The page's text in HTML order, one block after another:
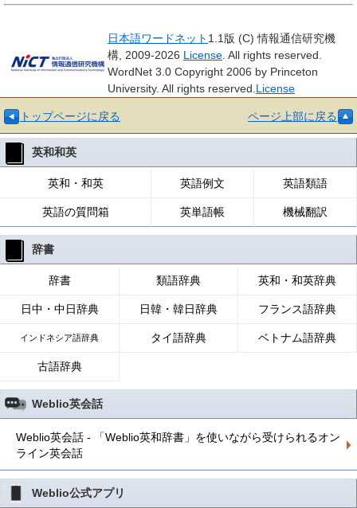
日本語ワードネット 1.1版 (C) 情報通信研究機
構, 2009-2026 License . All rights reserved.
WordNet 3.0 Copyright 2006 by Princeton
University. All rights reserved. License
トップページに戻る ページ上部に戻る
英和和英
英和・和英 英語例文 英語類語
英語の質問箱 英単語帳 機械翻訳
辞書
辞書 類語辞典 英和・和英辞典
日中・中日辞典 日韓・韓日辞典 フランス語辞典
インドネシア語辞典 タイ語辞典 ベトナム語辞典
古語辞典
Weblio英会話
Weblio英会話 - 「Weblio英和辞書」を使いながら受けられるオン
ライン英会話
Weblio公式アプリ